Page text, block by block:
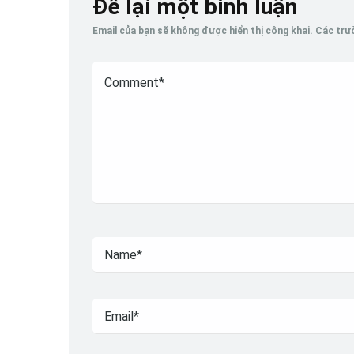
Để lại một bình luận
Email của bạn sẽ không được hiển thị công khai. Các